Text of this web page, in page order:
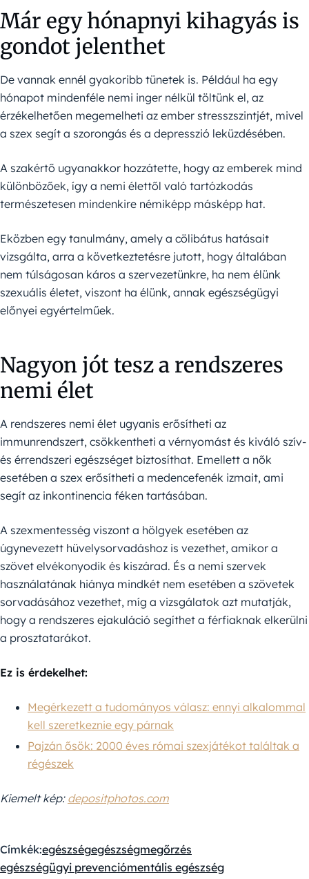
Már egy hónapnyi kihagyás is
gondot jelenthet
De vannak ennél gyakoribb tünetek is. Például ha egy
hónapot mindenféle nemi inger nélkül töltünk el, az
érzékelhetően megemelheti az ember stresszszintjét, mivel
a szex segít a szorongás és a depresszió leküzdésében.
A szakértő ugyanakkor hozzátette, hogy az emberek mind
különbözőek, így a nemi élettől való tartózkodás
természetesen mindenkire némiképp másképp hat.
Eközben egy tanulmány, amely a cölibátus hatásait
vizsgálta, arra a következtetésre jutott, hogy általában
nem túlságosan káros a szervezetünkre, ha nem élünk
szexuális életet, viszont ha élünk, annak egészségügyi
előnyei egyértelműek.
Nagyon jót tesz a rendszeres
nemi élet
A rendszeres nemi élet ugyanis erősítheti az
immunrendszert, csökkentheti a vérnyomást és kiváló szív-
és érrendszeri egészséget biztosíthat. Emellett a nők
esetében a szex erősítheti a medencefenék izmait, ami
segít az inkontinencia féken tartásában.
A szexmentesség viszont a hölgyek esetében az
úgynevezett hüvelysorvadáshoz is vezethet, amikor a
szövet elvékonyodik és kiszárad. És a nemi szervek
használatának hiánya mindkét nem esetében a szövetek
sorvadásához vezethet, míg a vizsgálatok azt mutatják,
hogy a rendszeres ejakuláció segíthet a férfiaknak elkerülni
a prosztatarákot.
Ez is érdekelhet:
Megérkezett a tudományos válasz: ennyi alkalommal
kell szeretkeznie egy párnak
Pajzán ősök: 2000 éves római szexjátékot találtak a
régészek
Kiemelt kép: depositphotos.com
Címkék:egészségegészségmegőrzés
egészségügyi prevenciómentális egészség